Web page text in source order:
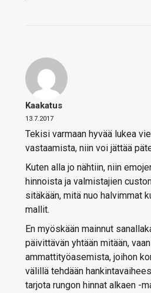
Kaakatus
13.7.2017
Tekisi varmaan hyvää lukea
vastaamista, niin voi jättää
Kuten alla jo nähtiin, niin
hinnoista ja valmistajien
sitäkään, mitä nuo halvimmat
mallit.
En myöskään mainnut
päivittävän yhtään mitään,
ammattityöasemista, joihon
välillä tehdään
tarjota rungon hinnat alkaen -